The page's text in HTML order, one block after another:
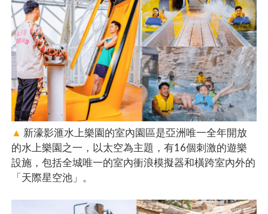
▲ 新濠影滙水上樂園的室內園區是亞洲唯一全年開放
的水上樂園之一，以太空為主題，有16個刺激的遊樂
設施，包括全城唯一的室內衝浪模擬器和橫跨室內外的
「天際星空池」。